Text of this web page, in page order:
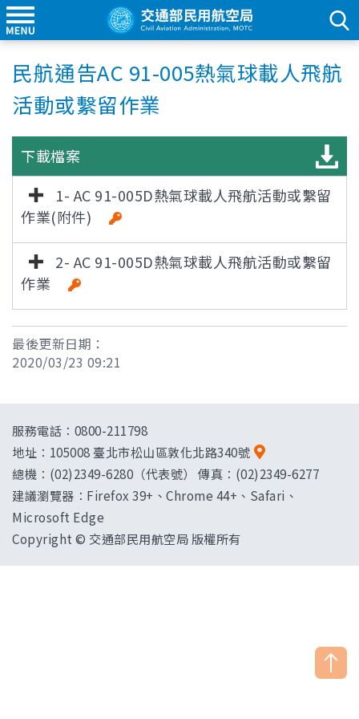
民航通告AC 91-005熱氣球載人飛航
活動或繫留作業
下載檔案
1- AC 91-005D熱氣球載人飛航活動或繫留
作業(附件)
2- AC 91-005D熱氣球載人飛航活動或繫留
作業
最後更新日期：
2020/03/23 09:21
服務電話：0800-211798
地址： 105008 臺北市松山區敦化北路340號
總機：(02)2349-6280（代表號） 傳真：(02)2349-6277
建議瀏覽器：Firefox 39+、Chrome 44+、Safari、
Microsoft Edge
Copyright © 交通部民用航空局 版權所有